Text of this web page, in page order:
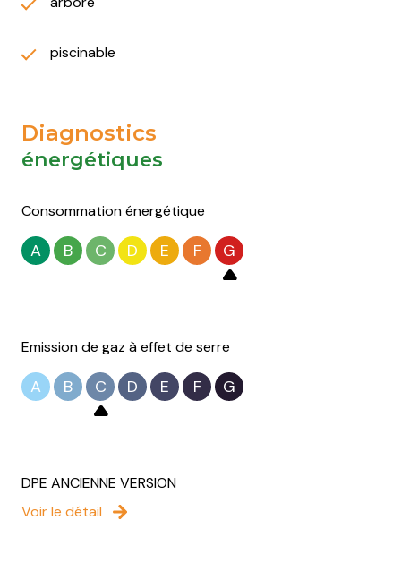
piscinable
Diagnostics
énergétiques
Consommation énergétique
A B C D E F G
Emission de gaz à effet de serre
A B C D E F G
DPE ANCIENNE VERSION
Voir le détail